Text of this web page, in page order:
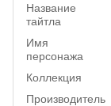
Название
тайтла
Имя
персонажа
Коллекция
Производитель